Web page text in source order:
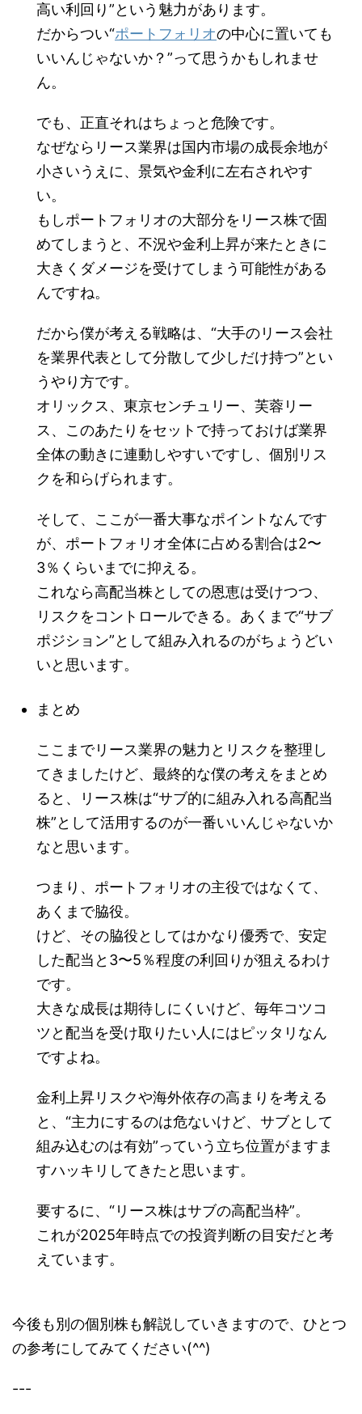
高い利回り”という魅力があります。
だからつい“ポートフォリオの中心に置いても
いいんじゃないか？”って思うかもしれませ
ん。
でも、正直それはちょっと危険です。
なぜならリース業界は国内市場の成長余地が
小さいうえに、景気や金利に左右されやす
い。
もしポートフォリオの大部分をリース株で固
めてしまうと、不況や金利上昇が来たときに
大きくダメージを受けてしまう可能性がある
んですね。
だから僕が考える戦略は、“大手のリース会社
を業界代表として分散して少しだけ持つ”とい
うやり方です。
オリックス、東京センチュリー、芙蓉リー
ス、このあたりをセットで持っておけば業界
全体の動きに連動しやすいですし、個別リス
クを和らげられます。
そして、ここが一番大事なポイントなんです
が、ポートフォリオ全体に占める割合は2〜
3％くらいまでに抑える。
これなら高配当株としての恩恵は受けつつ、
リスクをコントロールできる。あくまで“サブ
ポジション”として組み入れるのがちょうどい
いと思います。
まとめ
ここまでリース業界の魅力とリスクを整理し
てきましたけど、最終的な僕の考えをまとめ
ると、リース株は“サブ的に組み入れる高配当
株”として活用するのが一番いいんじゃないか
なと思います。
つまり、ポートフォリオの主役ではなくて、
あくまで脇役。
けど、その脇役としてはかなり優秀で、安定
した配当と3〜5％程度の利回りが狙えるわけ
です。
大きな成長は期待しにくいけど、毎年コツコ
ツと配当を受け取りたい人にはピッタリなん
ですよね。
金利上昇リスクや海外依存の高まりを考える
と、“主力にするのは危ないけど、サブとして
組み込むのは有効”っていう立ち位置がますま
すハッキリしてきたと思います。
要するに、“リース株はサブの高配当枠”。
これが2025年時点での投資判断の目安だと考
えています。
今後も別の個別株も解説していきますので、ひとつ
の参考にしてみてください(^^)
---